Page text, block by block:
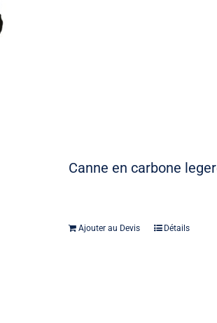
Canne en carbone
Ajouter au Devis Détails